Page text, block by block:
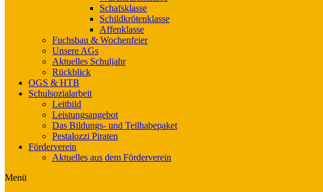
Schafsklasse
Schildkrötenklasse
Affenklasse
Fuchsbau & Wochenfeier
Unsere AGs
Aktuelles Schuljahr
Rückblick
OGS & HTB
Schulsozialarbeit
Leitbild
Leistungsangebot
Das Bildungs- und Teilhabepaket
Pestalozzi Piraten
Förderverein
Aktuelles aus dem Förderverein
Menü